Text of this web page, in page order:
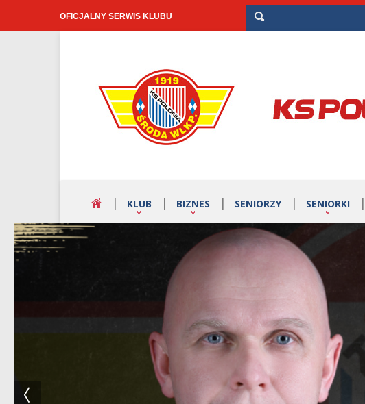
OFICJALNY SERWIS KLUBU
KLUB BIZNES SENIORZY SENIORKI